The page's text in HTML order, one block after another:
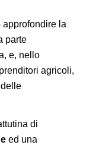
la
parte
e, nello
agricoli,
di
ed una